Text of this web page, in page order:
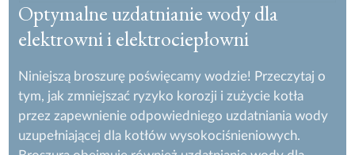
Optymalne uzdatnianie wody dla
elektrowni i elektrociepłowni
Niniejszą broszurę poświęcamy wodzie! Przeczytaj o
tym, jak zmniejszać ryzyko korozji i zużycie kotła
przez zapewnienie odpowiedniego uzdatniania wody
uzupełniającej dla kotłów wysokociśnieniowych.